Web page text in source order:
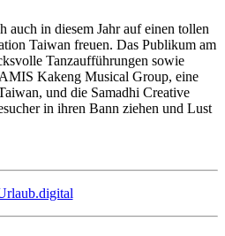
auch in diesem Jahr auf einen tollen
Taiwan freuen. Das Publikum am
Tanzaufführungen sowie
Kakeng Musical Group, eine
und die Samadhi Creative
in ihren Bann ziehen und Lust